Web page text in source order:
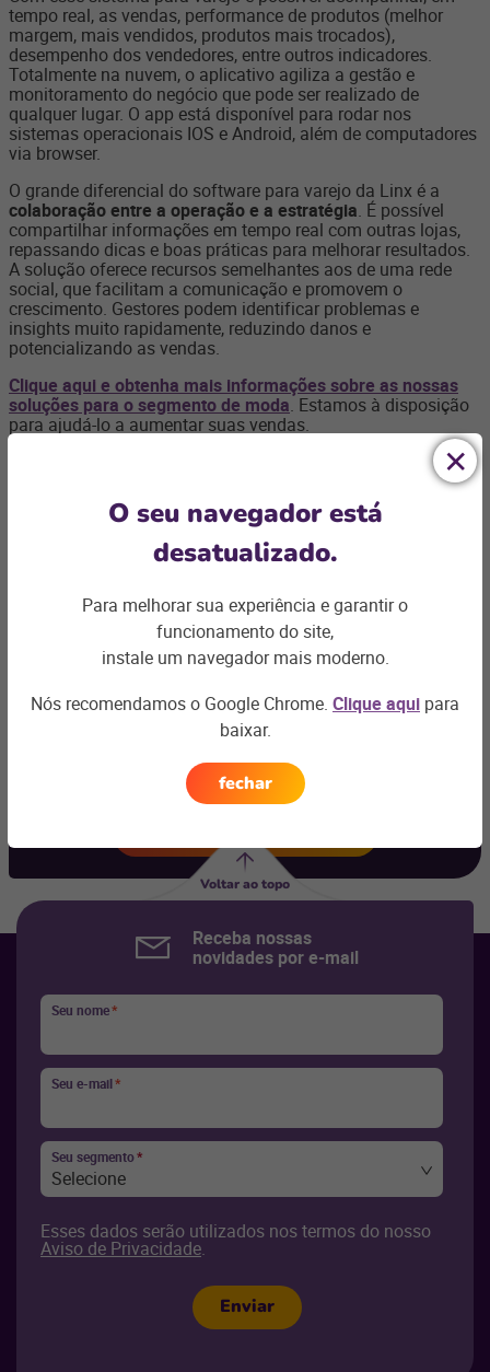
tempo real, as vendas, performance de produtos (melhor
margem, mais vendidos, produtos mais trocados),
desempenho dos vendedores, entre outros indicadores.
Totalmente na nuvem, o aplicativo agiliza a gestão e
monitoramento do negócio que pode ser realizado de
qualquer lugar. O app está disponível para rodar nos
sistemas operacionais IOS e Android, além de computadores
via browser.
O grande diferencial do software para varejo da Linx é a
colaboração entre a operação e a estratégia. É possível
compartilhar informações em tempo real com outras lojas,
repassando dicas e boas práticas para melhorar resultados.
A solução oferece recursos semelhantes aos de uma rede
social, que facilitam a comunicação e promovem o
crescimento. Gestores podem identificar problemas e
insights muito rapidamente, reduzindo danos e
potencializando as vendas.
Clique aqui e obtenha mais informações sobre as nossas
soluções para o segmento de moda. Estamos à disposição
para ajudá-lo a aumentar suas vendas.
Ficou com
alguma dúvida?
Podemos te ajudar com os desafios do seu negócio e
encontrar asolução ideal
O seu navegador está
desatualizado.
Para melhorar sua experiência e garantir o
funcionamento do site,
instale um navegador mais moderno.
Nós recomendamos o Google Chrome. Clique aqui para
baixar.
fechar
Voltar ao topo
Receba nossas
novidades por e-mail
Seu nome*
Seu e-mail*
Seu segmento*
Selecione
Esses dados serão utilizados nos termos do nosso
Aviso de Privacidade.
Enviar